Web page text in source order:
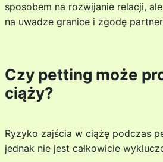
sposobem na rozwijanie relacji,
na uwadze granice i zgodę
Czy petting może
ciąży?
Ryzyko zajścia w ciążę podczas
jednak nie jest całkowicie